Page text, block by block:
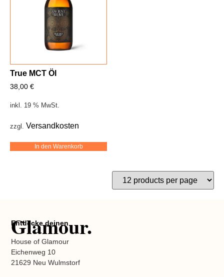
True MCT Öl
38,00 €
inkl. 19 % MwSt.
zzgl. Versandkosten
In den Warenkorb
Entdecke deinen
Glamour.
House of Glamour
Eichenweg 10
21629 Neu Wulmstorf